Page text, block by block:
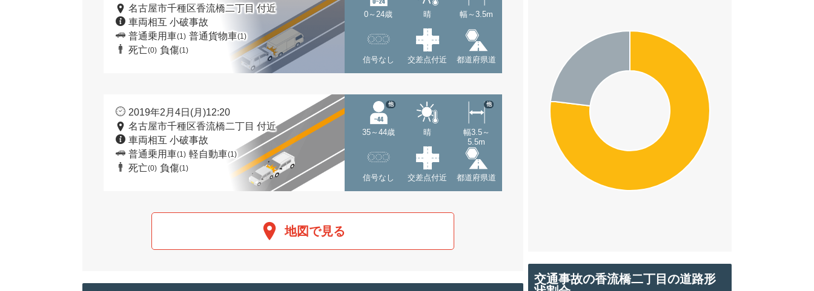
名古屋市千種区香流橋二丁目 付近
車両相互 小破事故
普通乗用車(1) 普通貨物車(1)
死亡(0) 負傷(1)
0～24歳 晴 幅～3.5m
信号なし 交差点付近 都道府県道
2019年2月4日(月)12:20
名古屋市千種区香流橋二丁目 付近
車両相互 小破事故
普通乗用車(1) 軽自動車(1)
死亡(0) 負傷(1)
35～44歳
他
晴
幅3.5～
5.5m
他
信号なし 交差点付近 都道府県道
地図で見る
交通事故の香流橋二丁目の道路形